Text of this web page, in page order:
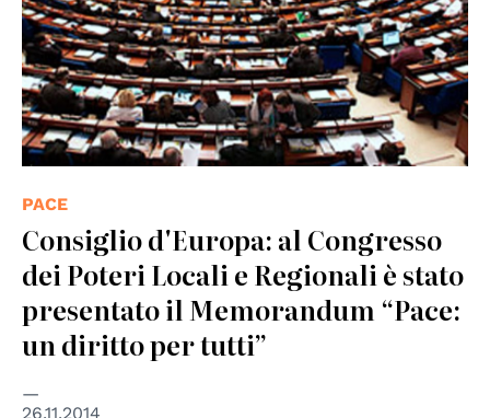
PACE
Consiglio d'Europa: al Congresso
dei Poteri Locali e Regionali è stato
presentato il Memorandum “Pace:
un diritto per tutti”
26.11.2014